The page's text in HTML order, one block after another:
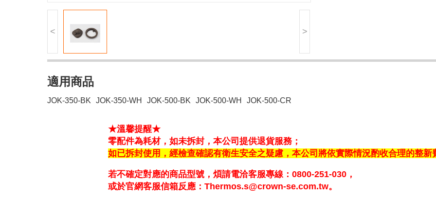
< >
適用商品
JOK-350-BK JOK-350-WH JOK-500-BK JOK-500-WH JOK-500-CR
★溫馨提醒★
零配件為耗材，如未拆封，本公司提供退貨服務；
如已拆封使用，經檢查確認有衛生安全之疑慮， 本公司將依實際情況酌收合理的整新
若不確定對應的商品型號，煩請電洽客服專線：0800-251-030，
或於官網客服信箱反應：Thermos.s@crown-se.com.tw。